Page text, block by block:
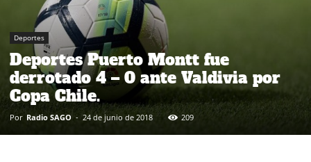
Deportes
Deportes Puerto Montt fue
derrotado 4 – 0 ante Valdivia por
Copa Chile.
Por Radio SAGO - 24 de junio de 2018 209